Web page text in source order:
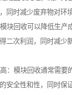
同时减少废弃物对环
块回收可以降低生产
二次利润，同时减少
：模块回收通常需要
安全性和性，同时保